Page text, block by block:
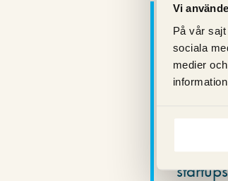
Vi
På vår
sociala
medier
Moa
bidrar
for